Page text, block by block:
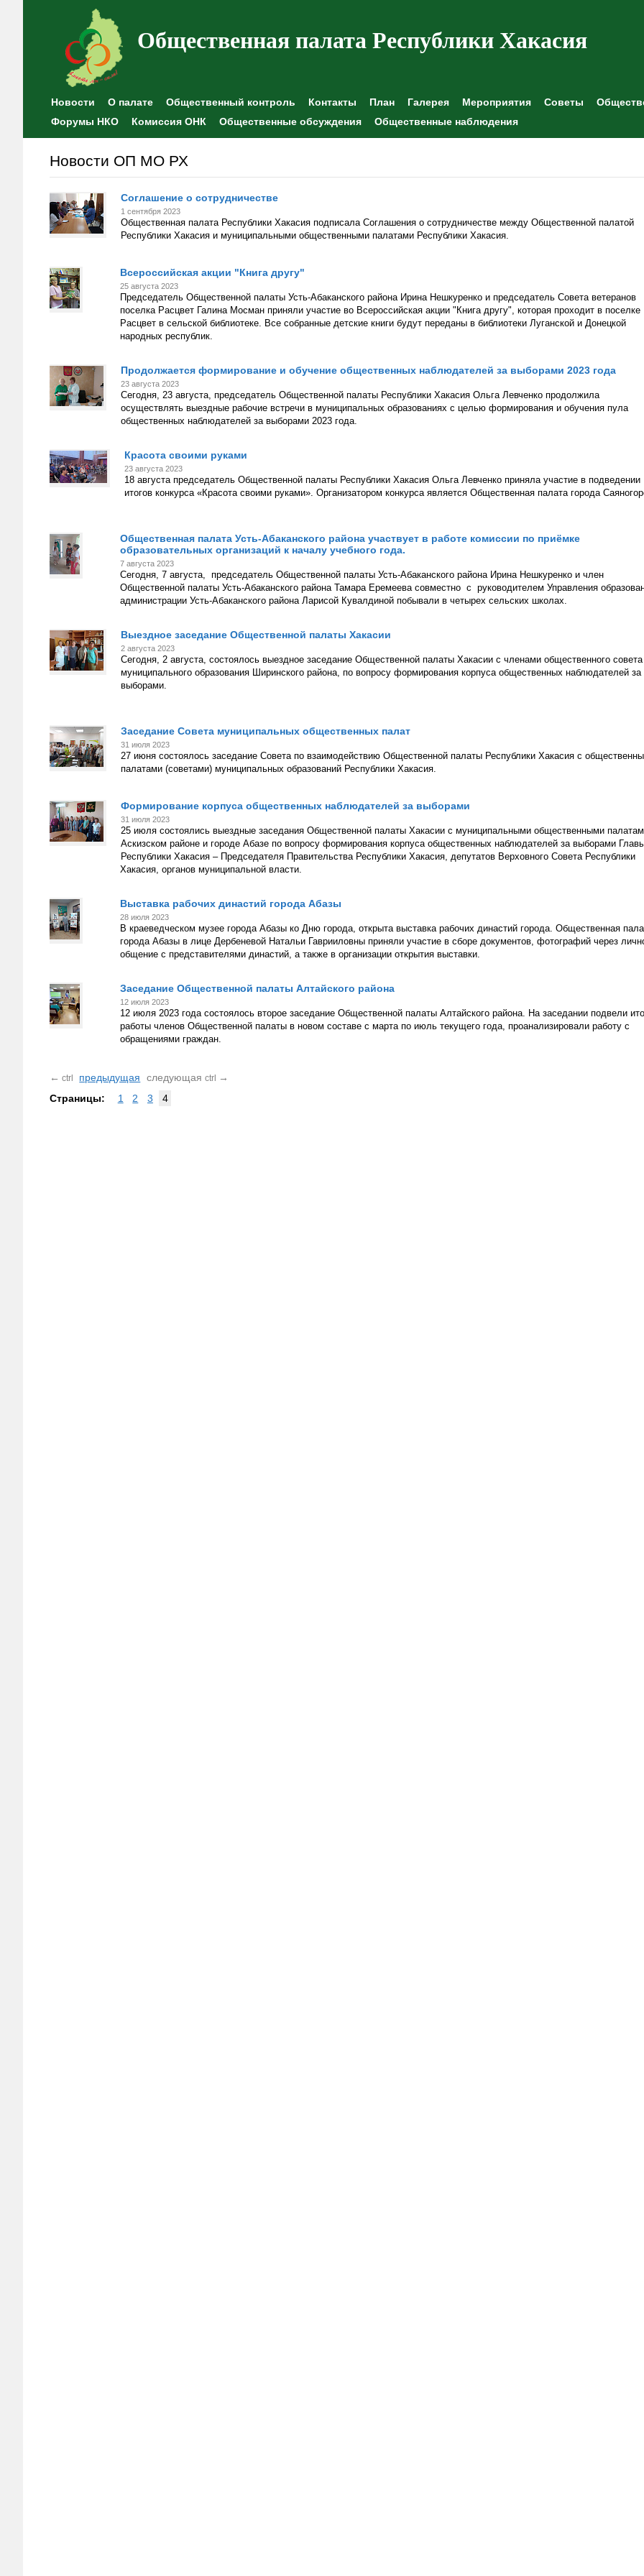
Общественная палата Республики Хакасия
Новости О палате Общественный контроль Контакты План Галерея Мероприятия Советы
Форумы НКО
Комиссия ОНК Общественные обсуждения Общественные наблюдения
Новости ОП МО РХ
Соглашение о сотрудничестве
1 сентября 2023
Общественная палата Республики Хакасия подписала Соглашения о сотрудничестве между Общественной палатой
Республики Хакасия и муниципальными общественными палатами Республики Хакасия.
Всероссийская акции "Книга другу"
25 августа 2023
Председатель Общественной палаты Усть-Абаканского района Ирина Нешкуренко и председатель Совета ветеранов
поселка Расцвет Галина Мосман приняли участие во Всероссийская акции "Книга другу", которая проходит в поселке
Расцвет в сельской библиотеке. Все собранные детские книги будут переданы в библиотеки Луганской и Донецкой
народных республик.
Продолжается формирование и обучение общественных наблюдателей за выборами 2023 года
23 августа 2023
Сегодня, 23 августа, председатель Общественной палаты Республики Хакасия Ольга Левченко продолжила
осуществлять выездные рабочие встречи в муниципальных образованиях с целью формирования и обучения пула
общественных наблюдателей за выборами 2023 года.
Красота своими руками
23 августа 2023
18 августа председатель Общественной палаты Республики Хакасия Ольга Левченко приняла участие в подведении
итогов конкурса «Красота своими руками». Организатором конкурса является Общественная палата города
Общественная палата Усть-Абаканского района участвует в работе комиссии по приёмке
образовательных организаций к началу учебного года.
7 августа 2023
Сегодня, 7 августа, председатель Общественной палаты Усть-Абаканского района Ирина Нешкуренко и член
Общественной палаты Усть-Абаканского района Тамара Еремеева совместно с руководителем Управления
администрации Усть-Абаканского района Ларисой Кувалдиной побывали в четырех сельских школах.
Выездное заседание Общественной палаты Хакасии
2 августа 2023
Сегодня, 2 августа, состоялось выездное заседание Общественной палаты Хакасии с членами общественного совета
муниципального образования Ширинского района, по вопросу формирования корпуса общественных наблюдателей за
выборами.
Заседание Совета муниципальных общественных палат
31 июля 2023
27 июня состоялось заседание Совета по взаимодействию Общественной палаты Республики Хакасия с
палатами (советами) муниципальных образований Республики Хакасия.
Формирование корпуса общественных наблюдателей за выборами
31 июля 2023
25 июля состоялись выездные заседания Общественной палаты Хакасии с муниципальными общественными
Аскизском районе и городе Абазе по вопросу формирования корпуса общественных наблюдателей за выборами
Республики Хакасия – Председателя Правительства Республики Хакасия, депутатов Верховного Совета Республики
Хакасия, органов муниципальной власти.
Выставка рабочих династий города Абазы
28 июля 2023
В краеведческом музее города Абазы ко Дню города, открыта выставка рабочих династий города. Общественная
города Абазы в лице Дербеневой Натальи Гаврииловны приняли участие в сборе документов, фотографий через
общение с представителями династий, а также в организации открытия выставки.
Заседание Общественной палаты Алтайского района
12 июля 2023
12 июля 2023 года состоялось второе заседание Общественной палаты Алтайского района. На заседании подвели
работы членов Общественной палаты в новом составе с марта по июль текущего года, проанализировали работу с
обращениями граждан.
← ctrl предыдущая следующая ctrl
→
Страницы:
1 2 3 4